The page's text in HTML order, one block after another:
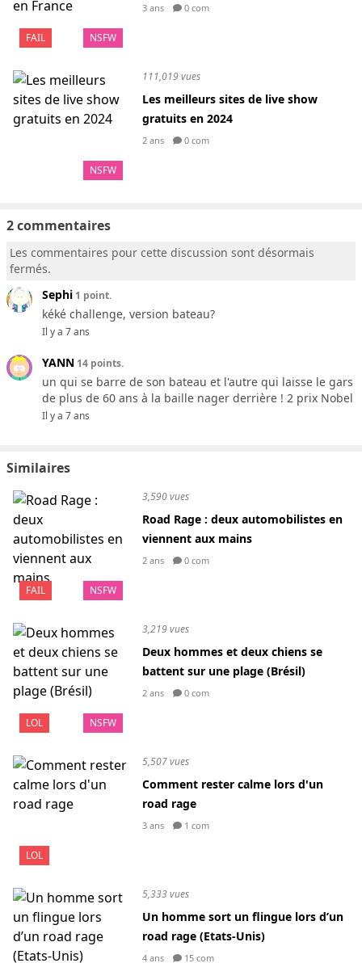
FAIL NSFW
3 ans 0 com
NSFW
111,019 vues
Les meilleurs sites de live show
gratuits en 2024
2 ans 0 com
2 commentaires
Les commentaires pour cette discussion sont désormais
fermés.
Sephi 1 point.
kéké challenge, version bateau?
Il y a 7 ans
YANN 14 points.
un qui se barre de son bateau et l'autre qui laisse le gars
de plus de 60 ans à la baille nager derrière ! 2 prix Nobel
Il y a 7 ans
Similaires
FAIL NSFW
3,590 vues
Road Rage : deux automobilistes en
viennent aux mains
2 ans 0 com
LOL NSFW
3,219 vues
Deux hommes et deux chiens se
battent sur une plage (Brésil)
2 ans 0 com
LOL
5,507 vues
Comment rester calme lors d'un
road rage
3 ans 1 com
5,333 vues
Un homme sort un flingue lors d’un
road rage (Etats-Unis)
4 ans 15 com